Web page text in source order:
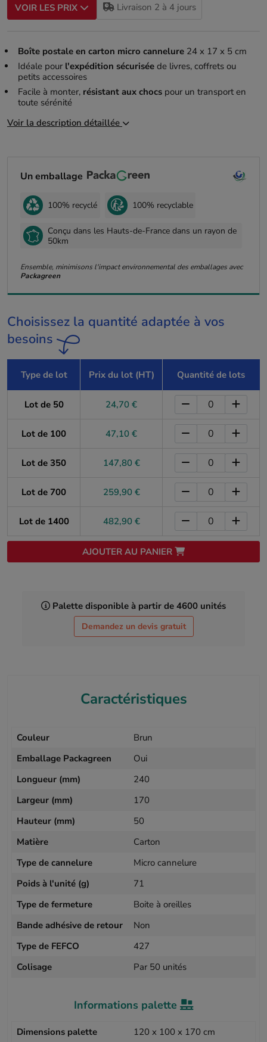
VOIR LES PRIX Livraison 2 à 4 jours
Boîte postale en carton micro cannelure24 x 17 x 5 cm
Idéale pour l'expédition sécuriséede livres, coffrets ou
petits accessoires
Facile à monter, résistant aux chocspour un transport en
toute sérénité
Voir la description détaillée
Un emballage
100% recyclé 100% recyclable
Conçu dans les Hauts-de-France dans un rayon de
50km
Ensemble, minimisons l'impact environnemental des emballages avec
Packagreen
Choisissez la quantité adaptée à vos
besoins
Type de lot Prix du lot (HT) Quantité de lots
Lot de 50 24,70 €
Lot de 100 47,10 €
Lot de 350 147,80 €
Lot de 700 259,90 €
Lot de 1400 482,90 €
AJOUTER AU PANIER
Palette disponible à partir de 4600 unités
Demandez un devis gratuit
Caractéristiques
Couleur
Brun
Emballage Packagreen
Oui
Longueur (mm)
240
Largeur (mm)
170
Hauteur (mm)
50
Matière
Carton
Type de cannelure
Micro cannelure
Poids à l'unité (g)
71
Type de fermeture
Boite à oreilles
Bande adhésive de retour
Non
Type de FEFCO
427
Colisage
Par 50 unités
Informations palette
Dimensions palette 120 x 100 x 170 cm